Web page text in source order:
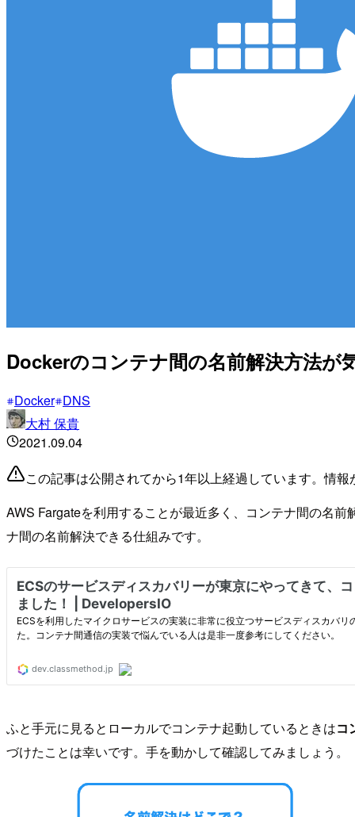
Dockerのコンテナ間の名前解決方法が
Docker DNS
大村 保貴
2021.09.04
この記事は公開されてから1年以上経過しています。情
AWS Fargateを利用することが最近多く、コンテナ間の名前
ナ間の名前解決できる仕組みです。
ふと手元に見るとローカルでコンテナ起動しているときはコ
づけたことは幸いです。手を動かして確認してみましょう。